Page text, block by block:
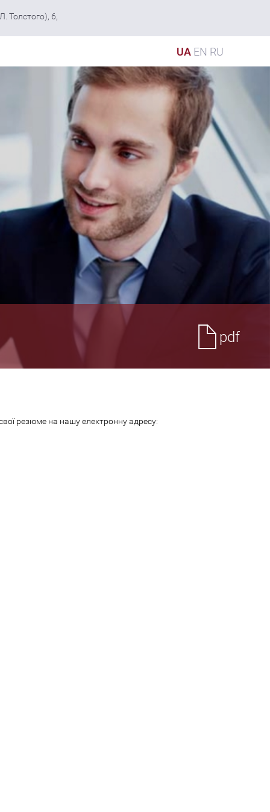
Толстого), 6,
UA EN RU
pdf
резюме на нашу електронну адресу: